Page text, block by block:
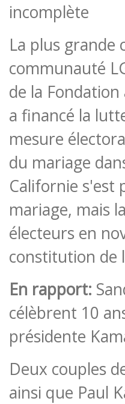
incomplète
La plus grande
communauté
de la
a financé la
mesure
du mariage
Californie s'est
mariage, mais
électeurs en
constitution de
En rapport:
célèbrent 10
présidente
Deux couples
ainsi que Paul